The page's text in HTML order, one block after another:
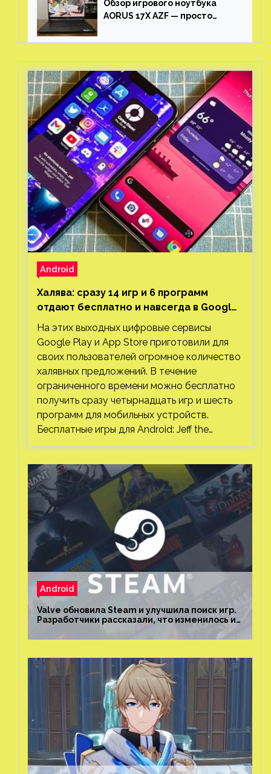
Обзор игрового ноутбука
AORUS 17X AZF — просто
Android
Халява: сразу 14 игр и 6 программ
отдают бесплатно и навсегда в Google
Play и App Store. Есть проект с 1 млн
загрузок
На этих выходных цифровые сервисы
Google Play и App Store приготовили для
своих пользователей огромное количество
халявных предложений. В течение
ограниченного времени можно бесплатно
получить сразу четырнадцать игр и шесть
программ для мобильных устройств.
Бесплатные игры для Android: Jeff the…
Android
Valve обновила Steam и улучшила поиск игр.
Разработчики рассказали, что изменилось и